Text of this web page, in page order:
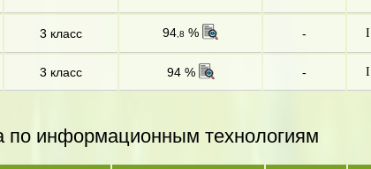
3 класс 94 ,8 % - I
3 класс 94 % - I
по информационным технологиям